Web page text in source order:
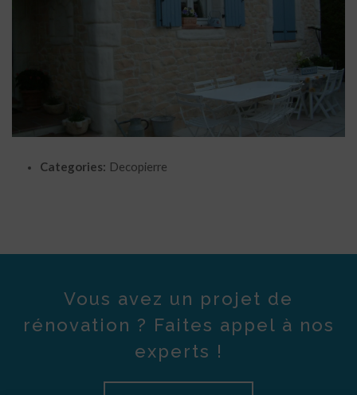
Categories: Decopierre
Vous avez un projet de
rénovation ? Faites appel à nos
experts !